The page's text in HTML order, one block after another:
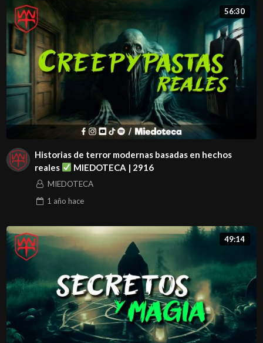
56:30
Historias de terror modernas basadas en hechos
reales
MIEDOTECA | 2916
MIEDOTECA
1 año hace
49:14